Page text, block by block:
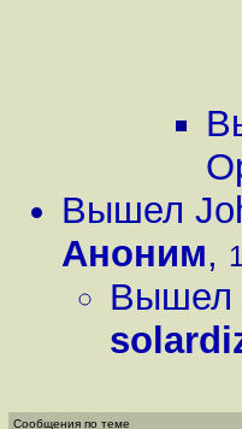
Вышел
Аноним,
Вышел
Сообщения по теме